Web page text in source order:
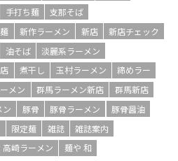
手打ち麺
支那そば
新作ラーメン 新店
新店チェック
油そば
淡麗系ラーメン
煮干し 玉村ラーメン
締めラー
メン 群馬ラーメン新店
群馬新店
ン 豚骨 豚骨ラーメン
豚骨醤油
限定麺 雑誌
雑誌案内
高崎ラーメン 麺や 和